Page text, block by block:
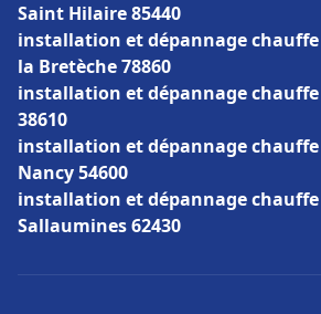
Saint Hilaire 85440
installation et dépannage
la Bretèche 78860
installation et dépannage chauffe
38610
installation et dépannage chauffe
Nancy 54600
installation et dépannage chauffe
Sallaumines 62430